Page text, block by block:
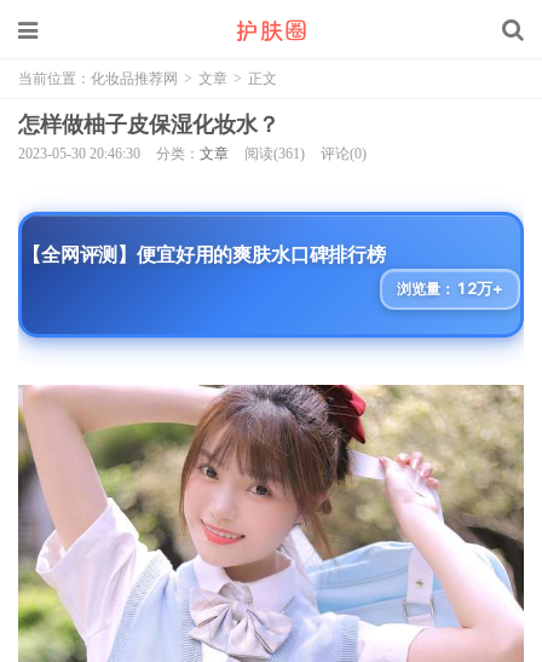
当前位置： 化妆品推荐网 > 文章 > 正文
怎样做柚子皮保湿化妆水？
2023-05-30 20:46:30 分类： 文章 阅读(361) 评论(0)
【全网评测】便宜好用的爽肤水口碑排行榜
浏览量： 12万+